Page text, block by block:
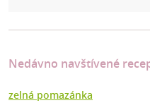
Nedávno navštívené
zelná pomazánka